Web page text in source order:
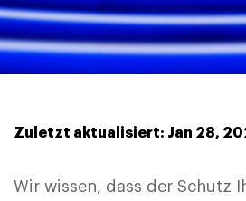
Zuletzt aktualisiert: Jan 28,
Wir wissen, dass der Schutz